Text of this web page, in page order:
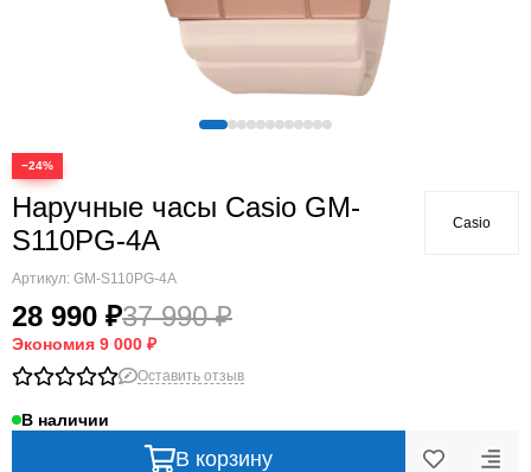
−24%
Наручные часы Casio GM-
S110PG-4A
Артикул: GM-S110PG-4A
28 990 ₽37 990 ₽
Экономия 9 000 ₽
Casio
Оставить отзыв
В наличии
В корзину